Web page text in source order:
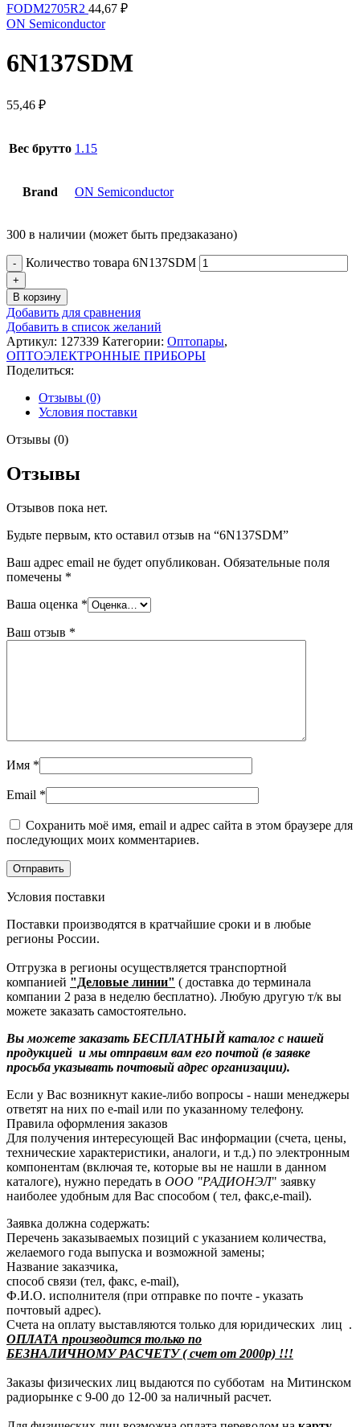
FODM2705R2 44,67 ₽
ON Semiconductor
6N137SDM
55,46 ₽
Вес брутто 1.15
Brand ON Semiconductor
300 в наличии (может быть предзаказано)
Количество товара 6N137SDM
В корзину
Добавить для сравнения
Добавить в список желаний
Артикул: 127339 Категории: Оптопары,
ОПТОЭЛЕКТРОННЫЕ ПРИБОРЫ
Поделиться:
Отзывы (0)
Условия поставки
Отзывы (0)
Отзывы
Отзывов пока нет.
Будьте первым, кто оставил отзыв на “6N137SDM”
Ваш адрес email не будет опубликован. Обязательные поля
помечены *
Ваша оценка *
Ваш отзыв *
Имя *
Email *
Сохранить моё имя, email и адрес сайта в этом браузере для
последующих моих комментариев.
Условия поставки
Поставки производятся в кратчайшие сроки и в любые
регионы России.
Отгрузка в регионы осуществляется транспортной
компанией "Деловые линии" ( доставка до терминала
компании 2 раза в неделю бесплатно). Любую другую т/к вы
можете заказать самостоятельно.
Вы можете заказать БЕСПЛАТНЫЙ каталог с нашей
продукцией и мы отправим вам его почтой (в заявке
просьба указывать почтовый адрес организации).
Если у Вас возникнут какие-либо вопросы - наши менеджеры
ответят на них по e-mail или по указанному телефону.
Правила оформления заказов
Для получения интересующей Вас информации (счета, цены,
технические характеристики, аналоги, и т.д.) по электронным
компонентам (включая те, которые вы не нашли в данном
каталоге), нужно передать в ООО "РАДИОНЭЛ" заявку
наиболее удобным для Вас способом ( тел, факс,e-mail).
Заявка должна содержать:
Перечень заказываемых позиций с указанием количества,
желаемого года выпуска и возможной замены;
Название заказчика,
способ связи (тел, факс, e-mail),
Ф.И.О. исполнителя (при отправке по почте - указать
почтовый адрес).
Счета на оплату выставляются только для юридических лиц .
ОПЛАТА производится только по
БЕЗНАЛИЧНОМУ РАСЧЕТУ ( счет от 2000р) !!!
Заказы физических лиц выдаются по субботам на Митинском
радиорынке с 9-00 до 12-00 за наличный расчет.